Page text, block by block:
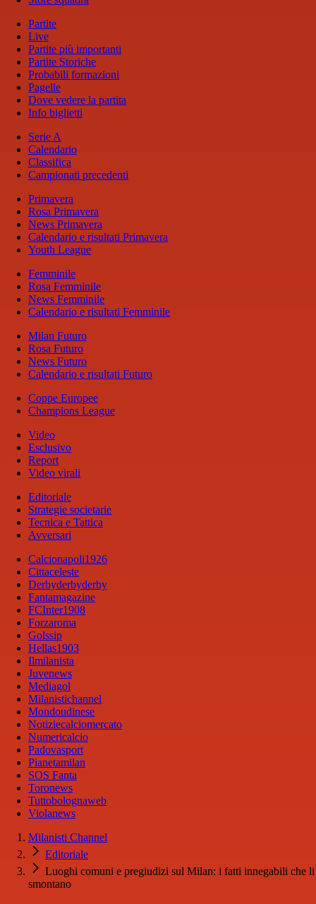
Partite
Live
Partite più importanti
Partite Storiche
Probabili formazioni
Pagelle
Dove vedere la partita
Info biglietti
Serie A
Calendario
Classifica
Campionati precedenti
Primavera
Rosa Primavera
News Primavera
Calendario e risultati Primavera
Youth League
Femminile
Rosa Femminile
News Femminile
Calendario e risultati Femminile
Milan Futuro
Rosa Futuro
News Futuro
Calendario e risultati Futuro
Coppe Europee
Champions League
Video
Esclusivo
Report
Video virali
Editoriale
Strategie societarie
Tecnica e Tattica
Avversari
Calcionapoli1926
Cittaceleste
Derbyderbyderby
Fantamagazine
FCInter1908
Forzaroma
Golssip
Hellas1903
Ilmilanista
Juvenews
Mediagol
Milanistichannel
Mondoudinese
Notiziecalciomercato
Numericalcio
Padovasport
Pianetamilan
SOS Fanta
Toronews
Tuttobolognaweb
Violanews
Milanisti Channel
Editoriale
Luoghi comuni e pregiudizi sul Milan: i fatti innegabili che li
smontano